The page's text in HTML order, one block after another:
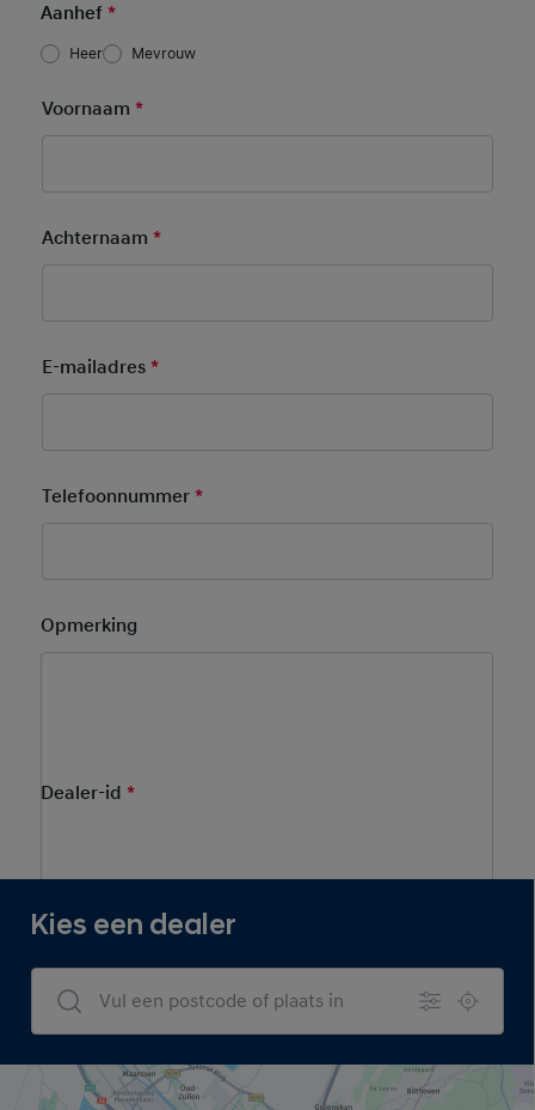
Aanhef *
Heer Mevrouw
Voornaam *Mandatory Field
Achternaam *Mandatory Field
E-mailadres *Mandatory Field
Telefoonnummer *Mandatory Field
Opmerking
Dealer-id*
Kies een dealer
Dealers Search